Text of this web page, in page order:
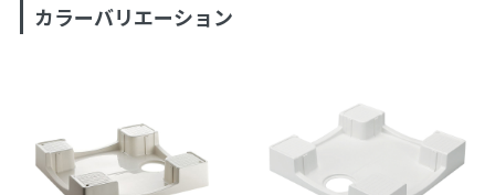
カラーバリエーション